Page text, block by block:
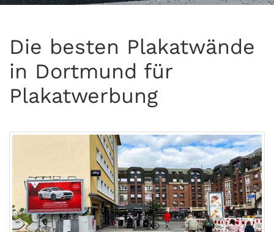
Die besten Plakatwände
in Dortmund für
Plakatwerbung